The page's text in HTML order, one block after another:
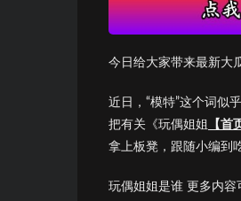
今日给大家带来最新大
近日，“模特”这个词似
把有关《玩偶姐姐
【首
拿上板凳，跟随小编到
玩偶姐姐是谁 更多内容